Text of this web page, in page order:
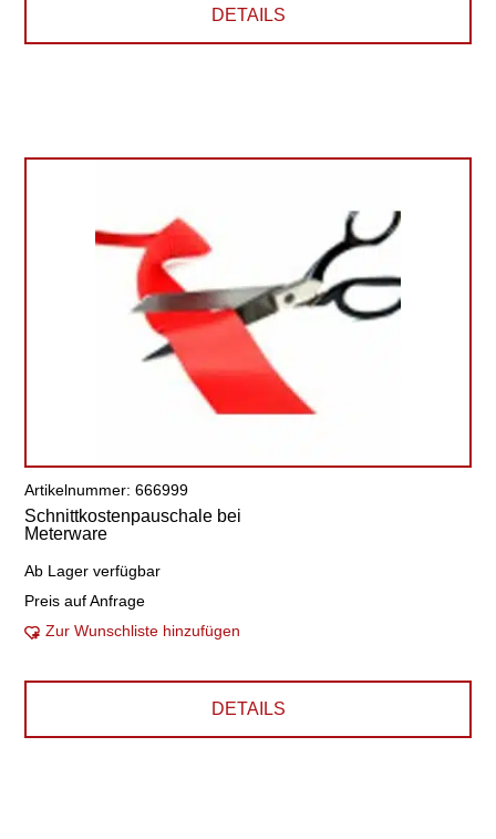
DETAILS
Artikelnummer: 666999
Schnittkostenpauschale bei
Meterware
Ab Lager verfügbar
Preis auf Anfrage
Zur Wunschliste hinzufügen
DETAILS